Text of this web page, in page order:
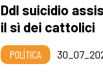
Ddl suicidio
il sì dei cattolici
POLÍTICA